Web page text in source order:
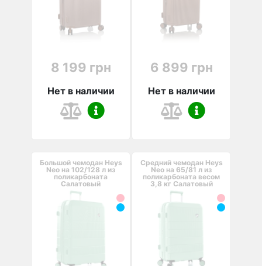
8 199 грн
Нет в наличии
6 899 грн
Нет в наличии
Большой чемодан Heys
Neo на 102/128 л из
поликарбоната
Салатовый
Средний чемодан Heys
Neo на 65/81 л из
поликарбоната весом
3,8 кг Салатовый